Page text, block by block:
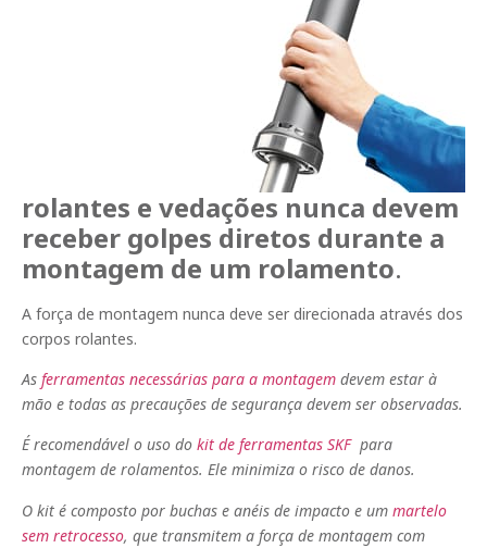
rolantes e vedações nunca devem
receber golpes diretos durante a
montagem de um rolamento.
A força de montagem nunca deve ser direcionada através dos
corpos rolantes.
As ferramentas necessárias para a montagem devem estar à
mão e todas as precauções de segurança devem ser observadas.
É recomendável o uso do kit de ferramentas SKFpara
montagem de rolamentos. Ele minimiza o risco de danos.
O kit é composto por buchas e anéis de impacto e um martelo
sem retrocesso, que transmitem a força de montagem com